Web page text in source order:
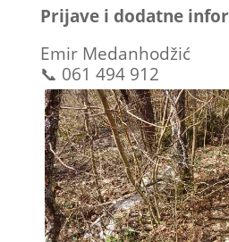
Prijave i dodatne
Emir Medanhodžić
📞 061 494 912